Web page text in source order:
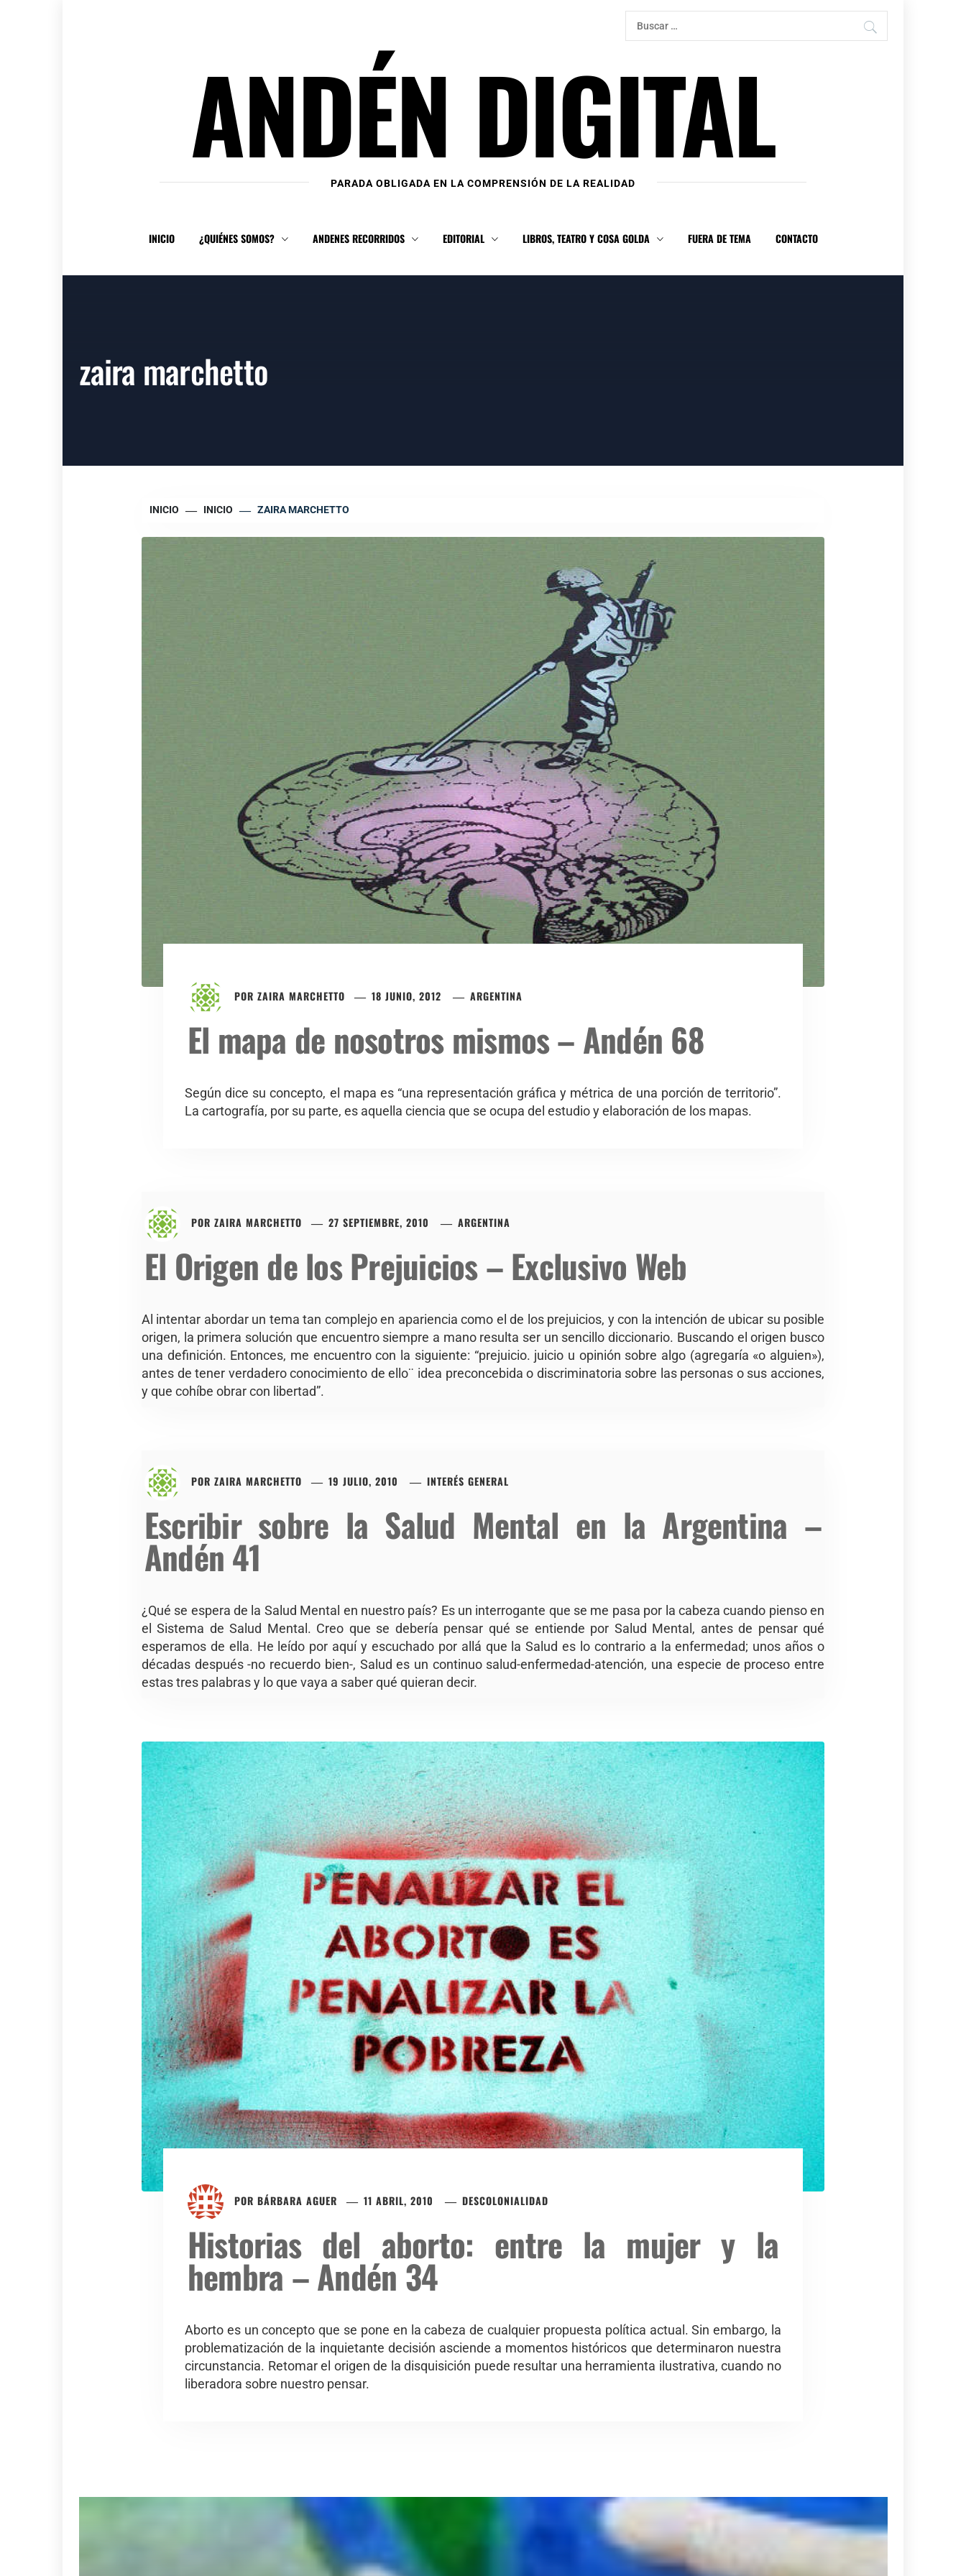
Buscar:
ANDÉN DIGITAL
PARADA OBLIGADA EN LA COMPRENSIÓN DE LA REALIDAD
INICIO ¿QUIÉNES SOMOS? ANDENES RECORRIDOS EDITORIAL LIBROS, TEATRO Y COSA GOLDA FUERA DE TEMA CONTACTO
zaira marchetto
INICIO INICIO ZAIRA MARCHETTO
POR ZAIRA MARCHETTO 18 JUNIO, 2012 ARGENTINA
El mapa de nosotros mismos – Andén 68
Según dice su concepto, el mapa es “una representación gráfica y métrica de una porción de territorio”.
La cartografía, por su parte, es aquella ciencia que se ocupa del estudio y elaboración de los mapas.
POR ZAIRA MARCHETTO 27 SEPTIEMBRE, 2010 ARGENTINA
El Origen de los Prejuicios – Exclusivo Web
Al intentar abordar un tema tan complejo en apariencia como el de los prejuicios, y con la intención de ubicar su posible
origen, la primera solución que encuentro siempre a mano resulta ser un sencillo diccionario. Buscando el origen busco
una definición. Entonces, me encuentro con la siguiente: “prejuicio. juicio u opinión sobre algo (agregaría «o alguien»),
antes de tener verdadero conocimiento de ello¨ idea preconcebida o discriminatoria sobre las personas o sus acciones,
y que cohíbe obrar con libertad”.
POR ZAIRA MARCHETTO 19 JULIO, 2010 INTERÉS GENERAL
Escribir sobre la Salud Mental en la Argentina –
Andén 41
¿Qué se espera de la Salud Mental en nuestro país? Es un interrogante que se me pasa por la cabeza cuando pienso en
el Sistema de Salud Mental. Creo que se debería pensar qué se entiende por Salud Mental, antes de pensar qué
esperamos de ella. He leído por aquí y escuchado por allá que la Salud es lo contrario a la enfermedad; unos años o
décadas después -no recuerdo bien-, Salud es un continuo salud-enfermedad-atención, una especie de proceso entre
estas tres palabras y lo que vaya a saber qué quieran decir.
POR BÁRBARA AGUER 11 ABRIL, 2010 DESCOLONIALIDAD
Historias del aborto: entre la mujer y la
hembra – Andén 34
Aborto es un concepto que se pone en la cabeza de cualquier propuesta política actual. Sin embargo, la
problematización de la inquietante decisión asciende a momentos históricos que determinaron nuestra
circunstancia. Retomar el origen de la disquisición puede resultar una herramienta ilustrativa, cuando no
liberadora sobre nuestro pensar.